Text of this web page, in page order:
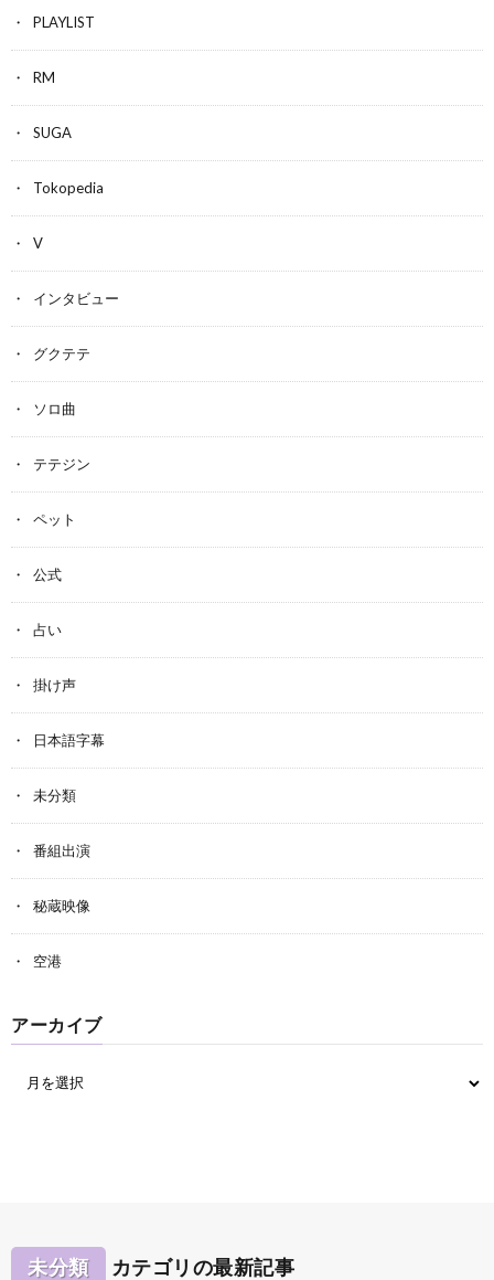
PLAYLIST
RM
SUGA
Tokopedia
V
インタビュー
グクテテ
ソロ曲
テテジン
ペット
公式
占い
掛け声
日本語字幕
未分類
番組出演
秘蔵映像
空港
アーカイブ
未分類 カテゴリの最新記事